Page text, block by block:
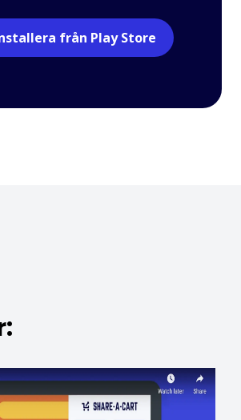
från Play Store